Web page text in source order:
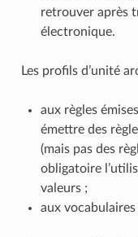
retrouver après
électronique.
Les profils d’unité
aux règles
émettre des
(mais pas des
obligatoire
valeurs ;
aux vocabulaires